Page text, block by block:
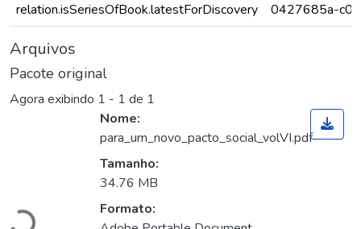
relation.isSeriesOfBook.latestForDiscovery
0427685a-
Arquivos
Pacote original
Agora exibindo 1 - 1 de 1
Carregando...
Nome:
para_um_novo_pacto_social_volVI.pdf
Tamanho:
34.76 MB
Formato: